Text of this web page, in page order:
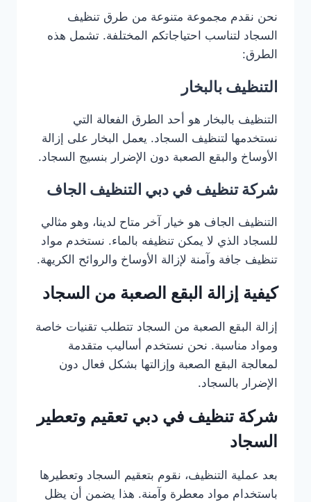
نحن نقدم مجموعة متنوعة من طرق تنظيف
السجاد لتناسب احتياجاتكم المختلفة. تشمل هذه
الطرق:
التنظيف بالبخار
التنظيف بالبخار هو أحد الطرق الفعالة التي
نستخدمها لتنظيف السجاد. يعمل البخار على إزالة
الأوساخ والبقع الصعبة دون الإضرار بنسيج السجاد.
شركة تنظيف في دبي التنظيف الجاف
التنظيف الجاف هو خيار آخر متاح لدينا، وهو مثالي
للسجاد الذي لا يمكن تنظيفه بالماء. نستخدم مواد
تنظيف جافة وآمنة لإزالة الأوساخ والروائح الكريهة.
كيفية إزالة البقع الصعبة من السجاد
إزالة البقع الصعبة من السجاد تتطلب تقنيات خاصة
ومواد مناسبة. نحن نستخدم أساليب متقدمة
لمعالجة البقع الصعبة وإزالتها بشكل فعال دون
الإضرار بالسجاد.
شركة تنظيف في دبي تعقيم وتعطير
السجاد
بعد عملية التنظيف، نقوم بتعقيم السجاد وتعطيرها
باستخدام مواد معطرة وآمنة. هذا يضمن أن يظل